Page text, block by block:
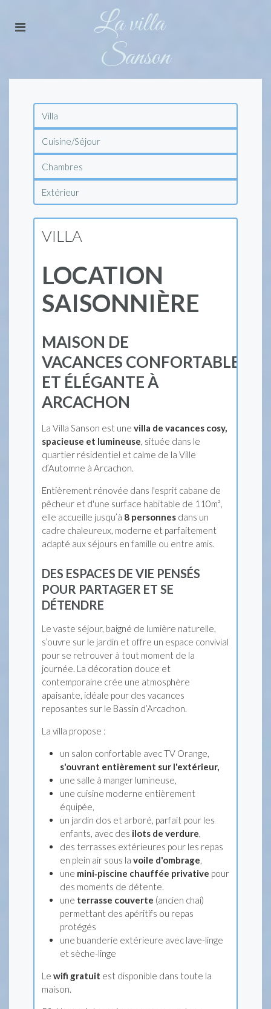
La villa
Sanson
Villa
Cuisine/Séjour
Chambres
Extérieur
VILLA
LOCATION
SAISONNIÈRE
MAISON DE
VACANCES CONFORTABLE
ET ÉLÉGANTE À
ARCACHON
La Villa Sanson est une villa de vacances cosy,
spacieuse et lumineuse, située dans le
quartier résidentiel et calme de la Ville
d’Automne à Arcachon.
Entièrement rénovée dans l'esprit cabane de
pêcheur et d'une surface habitable de 110m²,
elle accueille jusqu’à 8 personnes dans un
cadre chaleureux, moderne et parfaitement
adapté aux séjours en famille ou entre amis.
DES ESPACES DE VIE PENSÉS
POUR PARTAGER ET SE
DÉTENDRE
Le vaste séjour, baigné de lumière naturelle,
s’ouvre sur le jardin et offre un espace convivial
pour se retrouver à tout moment de la
journée. La décoration douce et
contemporaine crée une atmosphère
apaisante, idéale pour des vacances
reposantes sur le Bassin d’Arcachon.
La villa propose :
un salon confortable avec TV Orange,
s'ouvrant entièrement sur l'extérieur,
une salle à manger lumineuse,
une cuisine moderne entièrement
équipée,
un jardin clos et arboré, parfait pour les
enfants, avec des ilots de verdure,
des terrasses extérieures pour les repas
en plein air sous la voile d'ombrage,
une mini‑piscine chauffée privative pour
des moments de détente.
une terrasse couverte (ancien chai)
permettant des apéritifs ou repas
protégés
une buanderie extérieure avec lave-linge
et sèche-linge
Le wifi gratuit est disponible dans toute la
maison.